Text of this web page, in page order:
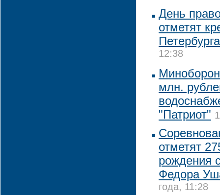
День
отметят
Петербурга
12:38
млн.
"Патриот"
отметят
рождения
Федора
года, 11:28